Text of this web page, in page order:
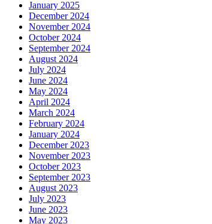
January 2025
December 2024
November 2024
October 2024
September 2024
August 2024
July 2024
June 2024
May 2024
April 2024
March 2024
February 2024
January 2024
December 2023
November 2023
October 2023
September 2023
August 2023
July 2023
June 2023
May 2023